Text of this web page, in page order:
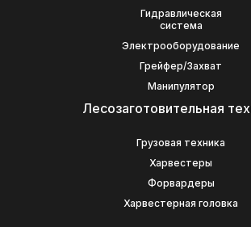
Гидравлическая
система
Электрооборудование
Грейфер/Захват
Манипулятор
Лесозаготовительная
Грузовая техника
Харвестеры
Форвардеры
Харвестерная головка